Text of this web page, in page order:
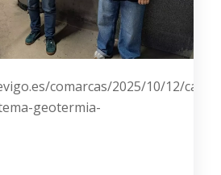
comarcas/2025/10/12/
geotermia-